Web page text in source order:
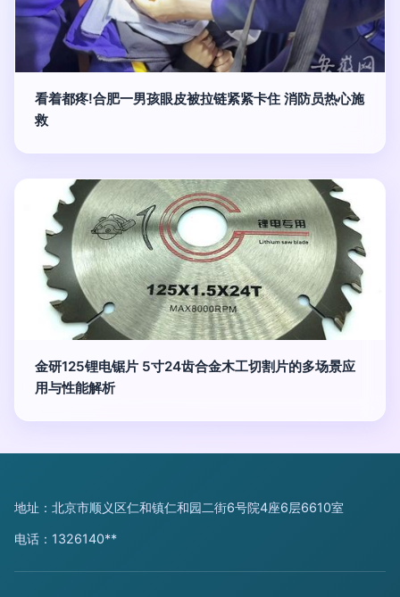
看着都疼!合肥一男孩眼皮被拉链紧紧卡住 消防员热心施
救
金研125锂电锯片 5寸24齿合金木工切割片的多场景应
用与性能解析
地址：北京市顺义区仁和镇仁和园二街6号院4座6层6610室
电话：1326140**